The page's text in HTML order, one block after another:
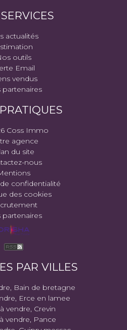
actualités
outils
Email
vendus
partenaires
Coss Immo
agence
du site
nous
confidentialité
des cookies
partenaires
PAR VILLES
Bain de bretagne
Erce en lamee
vendre, Crevin
vendre, Pance